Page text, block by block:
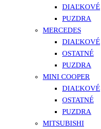
DIAĽKOVÉ
PUZDRA
MERCEDES
DIAĽKOVÉ
OSTATNÉ
PUZDRA
MINI COOPER
DIAĽKOVÉ
OSTATNÉ
PUZDRA
MITSUBISHI